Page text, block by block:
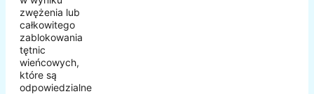
zwężenia lub
całkowitego
zablokowania
tętnic
wieńcowych,
które są
odpowiedzialne